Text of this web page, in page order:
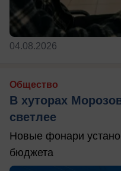
04.08.2026
Общество
В хуторах
светлее
Новые фонари
бюджета